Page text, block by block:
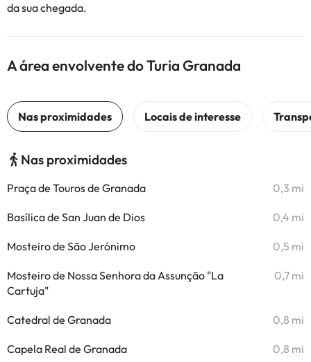
da sua chegada.
A área envolvente do Turia Granada
Nas proximidades
Praça de Touros de Granada 0,3 mi
Basílica de San Juan de Dios 0,4 mi
Mosteiro de São Jerónimo 0,5 mi
Mosteiro de Nossa Senhora da Assunção "La
Cartuja"
0,7 mi
Catedral de Granada 0,8 mi
Capela Real de Granada 0,8 mi